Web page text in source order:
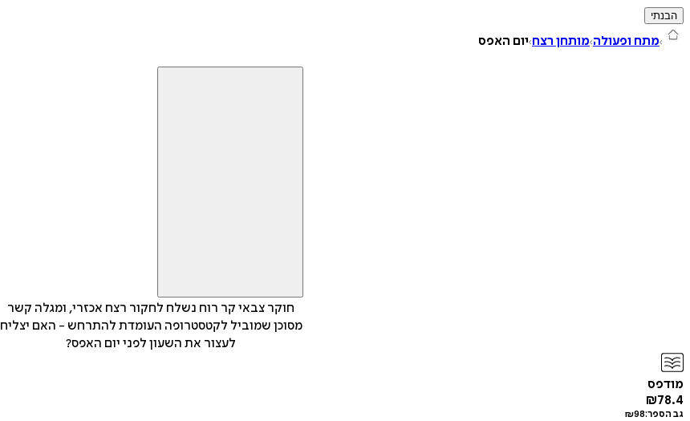
הבנתי
מתח ופעולה מותחן רצח יום האפס
חוקר צבאי קר רוח נשלח לחקור רצח אכזרי, ומגלה קשר
מסוכן שמוביל לקטסטרופה העומדת להתרחש - האם יצליח
לעצור את השעון לפני יום האפס?
מודפס
₪78.4
גב הספר: ₪98